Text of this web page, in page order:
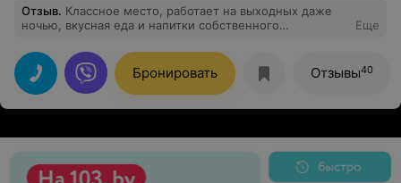
Отзыв. Классное место, работает на выходных даже
ночью, вкусная еда и напитки собственного
оближешь
Еще
Бронировать Отзывы40